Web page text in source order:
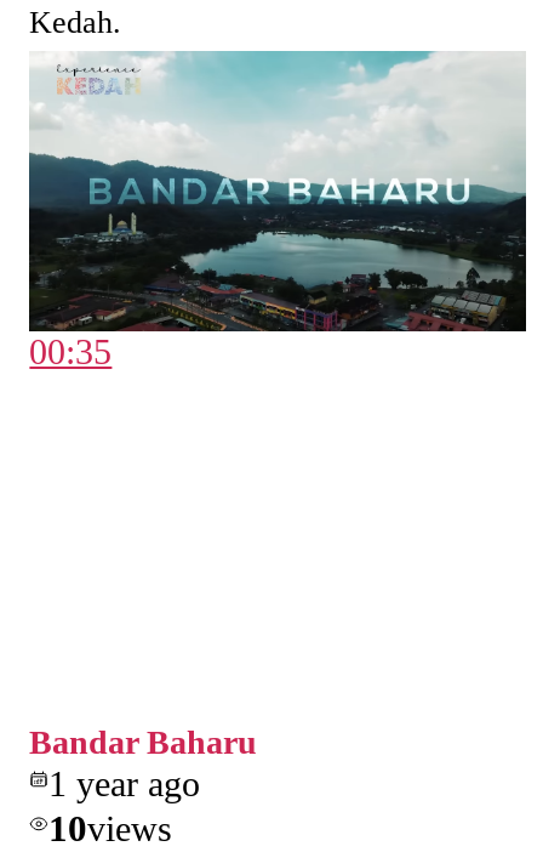
Kedah.
00:35
Bandar Baharu
1 year ago
10views